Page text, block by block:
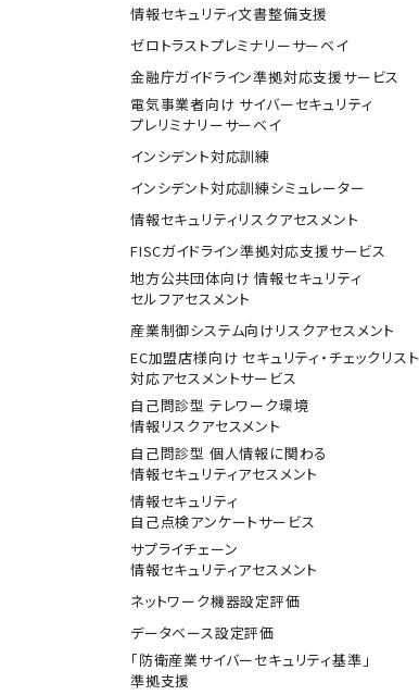
情報セキュリティ文書整備支援
ゼロトラストプレミナリーサーベイ
金融庁ガイドライン準拠対応支援サービス
電気事業者向け サイバーセキュリティ
プレリミナリーサーベイ
インシデント対応訓練
インシデント対応訓練シミュレーター
情報セキュリティリスクアセスメント
FISCガイドライン準拠対応支援サービス
地方公共団体向け 情報セキュリティ
セルフアセスメント
産業制御システム向けリスクアセスメント
EC加盟店様向け セキュリティ・チェックリスト
対応アセスメントサービス
自己問診型 テレワーク環境
情報リスクアセスメント
自己問診型 個人情報に関わる
情報セキュリティアセスメント
情報セキュリティ
自己点検アンケートサービス
サプライチェーン
情報セキュリティアセスメント
ネットワーク機器設定評価
データベース設定評価
「防衛産業サイバーセキュリティ基準」
準拠支援